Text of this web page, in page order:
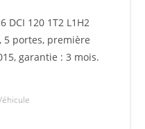
DCI 120 1T2 L1H2
5 portes, première
garantie : 3 mois.